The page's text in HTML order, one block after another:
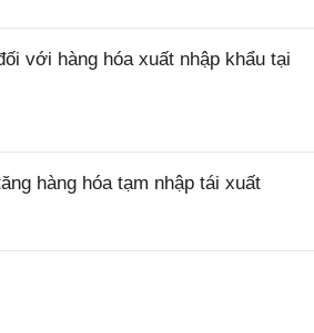
với hàng hóa xuất nhập khẩu tại
hàng hóa tạm nhập tái xuất